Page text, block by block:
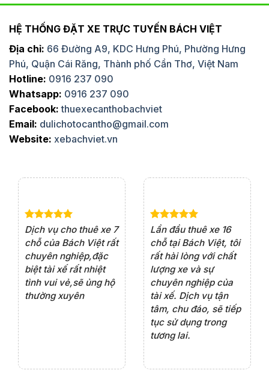
HỆ THỐNG ĐẶT XE TRỰC TUYẾN BÁCH VIỆT
Địa chỉ: 66 Đường A9, KDC Hưng Phú, Phường Hưng
Phú, Quận Cái Răng, Thành phố Cần Thơ, Việt Nam
Hotline: 0916 237 090
Whatsapp: 0916 237 090
Facebook: thuexecanthobachviet
Email: dulichotocantho@gmail.com
Website: xebachviet.vn
Dịch vụ cho thuê xe 7
chỗ của Bách Việt rất
chuyên nghiệp,đặc
biệt tài xế rất nhiệt
tình vui vẻ,sẽ ủng hộ
thường xuyên
Lần đầu thuê xe 16
chỗ tại Bách Việt, tôi
rất hài lòng với chất
lượng xe và sự
chuyên nghiệp của
tài xế. Dịch vụ tận
tâm, chu đáo, sẽ tiếp
tục sử dụng trong
tương lai.